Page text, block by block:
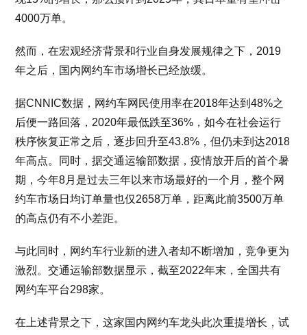
4000万单。
然而，在宏观经济背景和行业自身发展规律之下，2019
年之后，国内网约车市场增长已经放缓。
据CNNIC数据，网约车网民使用率在2018年达到48%之
后便一路回落，2020年最低跌至36%，如今在社会运行
秩序恢复正常之后，逐步回升至43.8%，但仍未到达2018
年高点。同时，据交通运输部数据，疫情放开后的首个暑
期，今年8月是过去三年以来市场最好的一个月，整个网
约车市场日均订单量也仅2658万单，距离此前3500万单
的高点仍有不小差距。
与此同时，网约车行业新的进入者却不断增加，竞争更为
激烈。交通运输部数据显示，截至2022年末，全国共有
网约车平台298家。
在上述背景之下，这家国内网约车龙头此次重提增长，试